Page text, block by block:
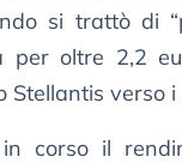
si trattò di
per oltre 2,2
verso i
corso il